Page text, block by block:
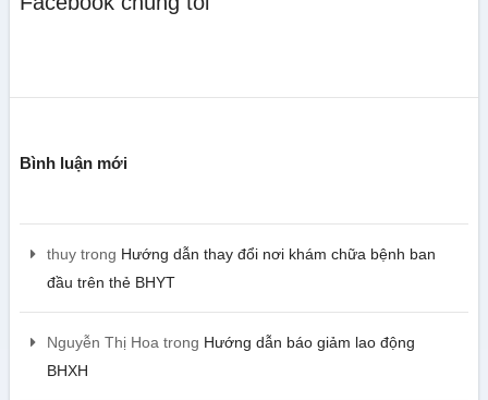
Bình luận mới
thuytrong Hướng dẫn thay đổi nơi khám chữa bệnh ban
đầu trên thẻ BHYT
Nguyễn Thị Hoa trong Hướng dẫn báo giảm lao động
BHXH